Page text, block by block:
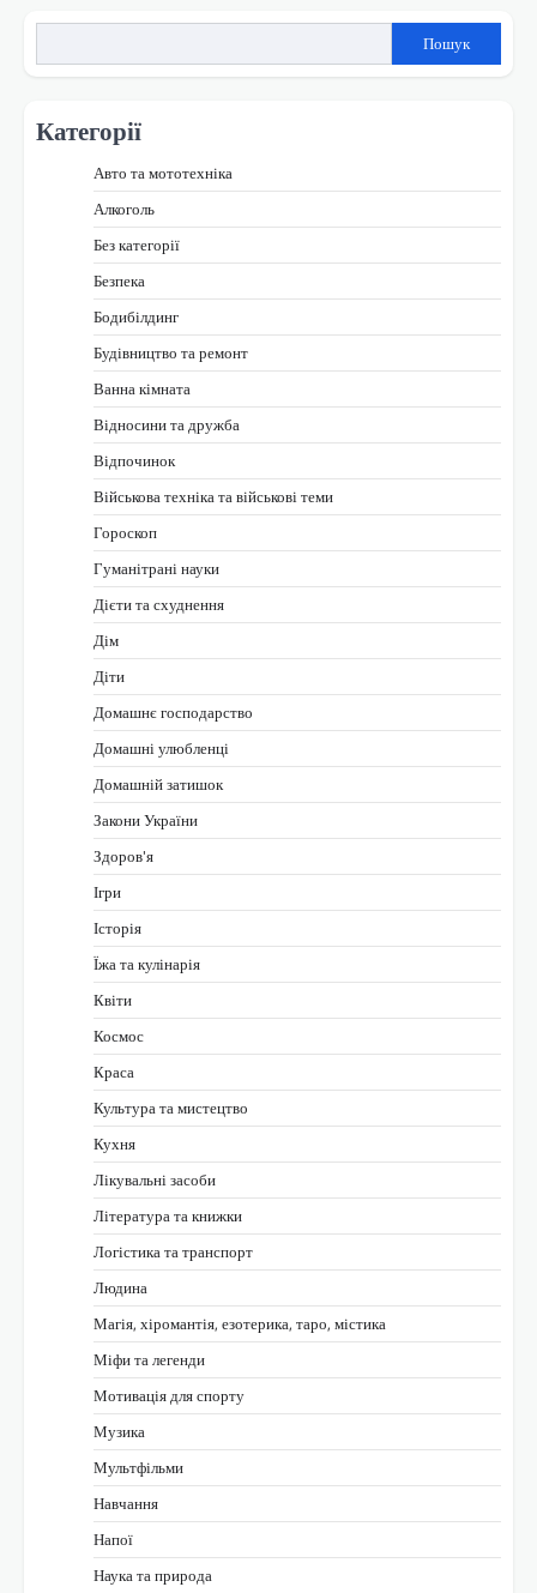
Пошук
Категорії
Авто та мототехніка
Алкоголь
Без категорії
Безпека
Бодибілдинг
Будівництво та ремонт
Ванна кімната
Відносини та дружба
Відпочинок
Військова техніка та військові теми
Гороскоп
Гуманітрані науки
Дієти та схуднення
Дім
Діти
Домашнє господарство
Домашні улюбленці
Домашній затишок
Закони України
Здоров'я
Ігри
Історія
Їжа та кулінарія
Квіти
Космос
Краса
Культура та мистецтво
Кухня
Лікувальні засоби
Література та книжки
Логістика та транспорт
Людина
Магія, хіромантія, езотерика, таро, містика
Міфи та легенди
Мотивація для спорту
Музика
Мультфільми
Навчання
Напої
Наука та природа